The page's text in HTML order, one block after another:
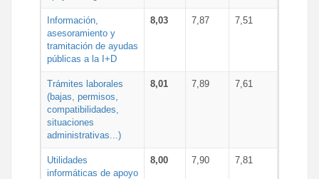
Información,
asesoramiento y
tramitación de ayudas
públicas a la I+D
8,03 7,87 7,51
Trámites laborales
(bajas, permisos,
compatibilidades,
situaciones
administrativas...)
8,01 7,89 7,61
Utilidades
informáticas de apoyo
8,00 7,90 7,81